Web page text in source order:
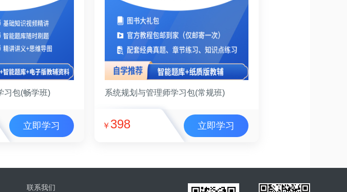
习包(畅学班)
立即学习
系统规划与管理师学习包(常规班)
￥ 398 立即学习
联系我们